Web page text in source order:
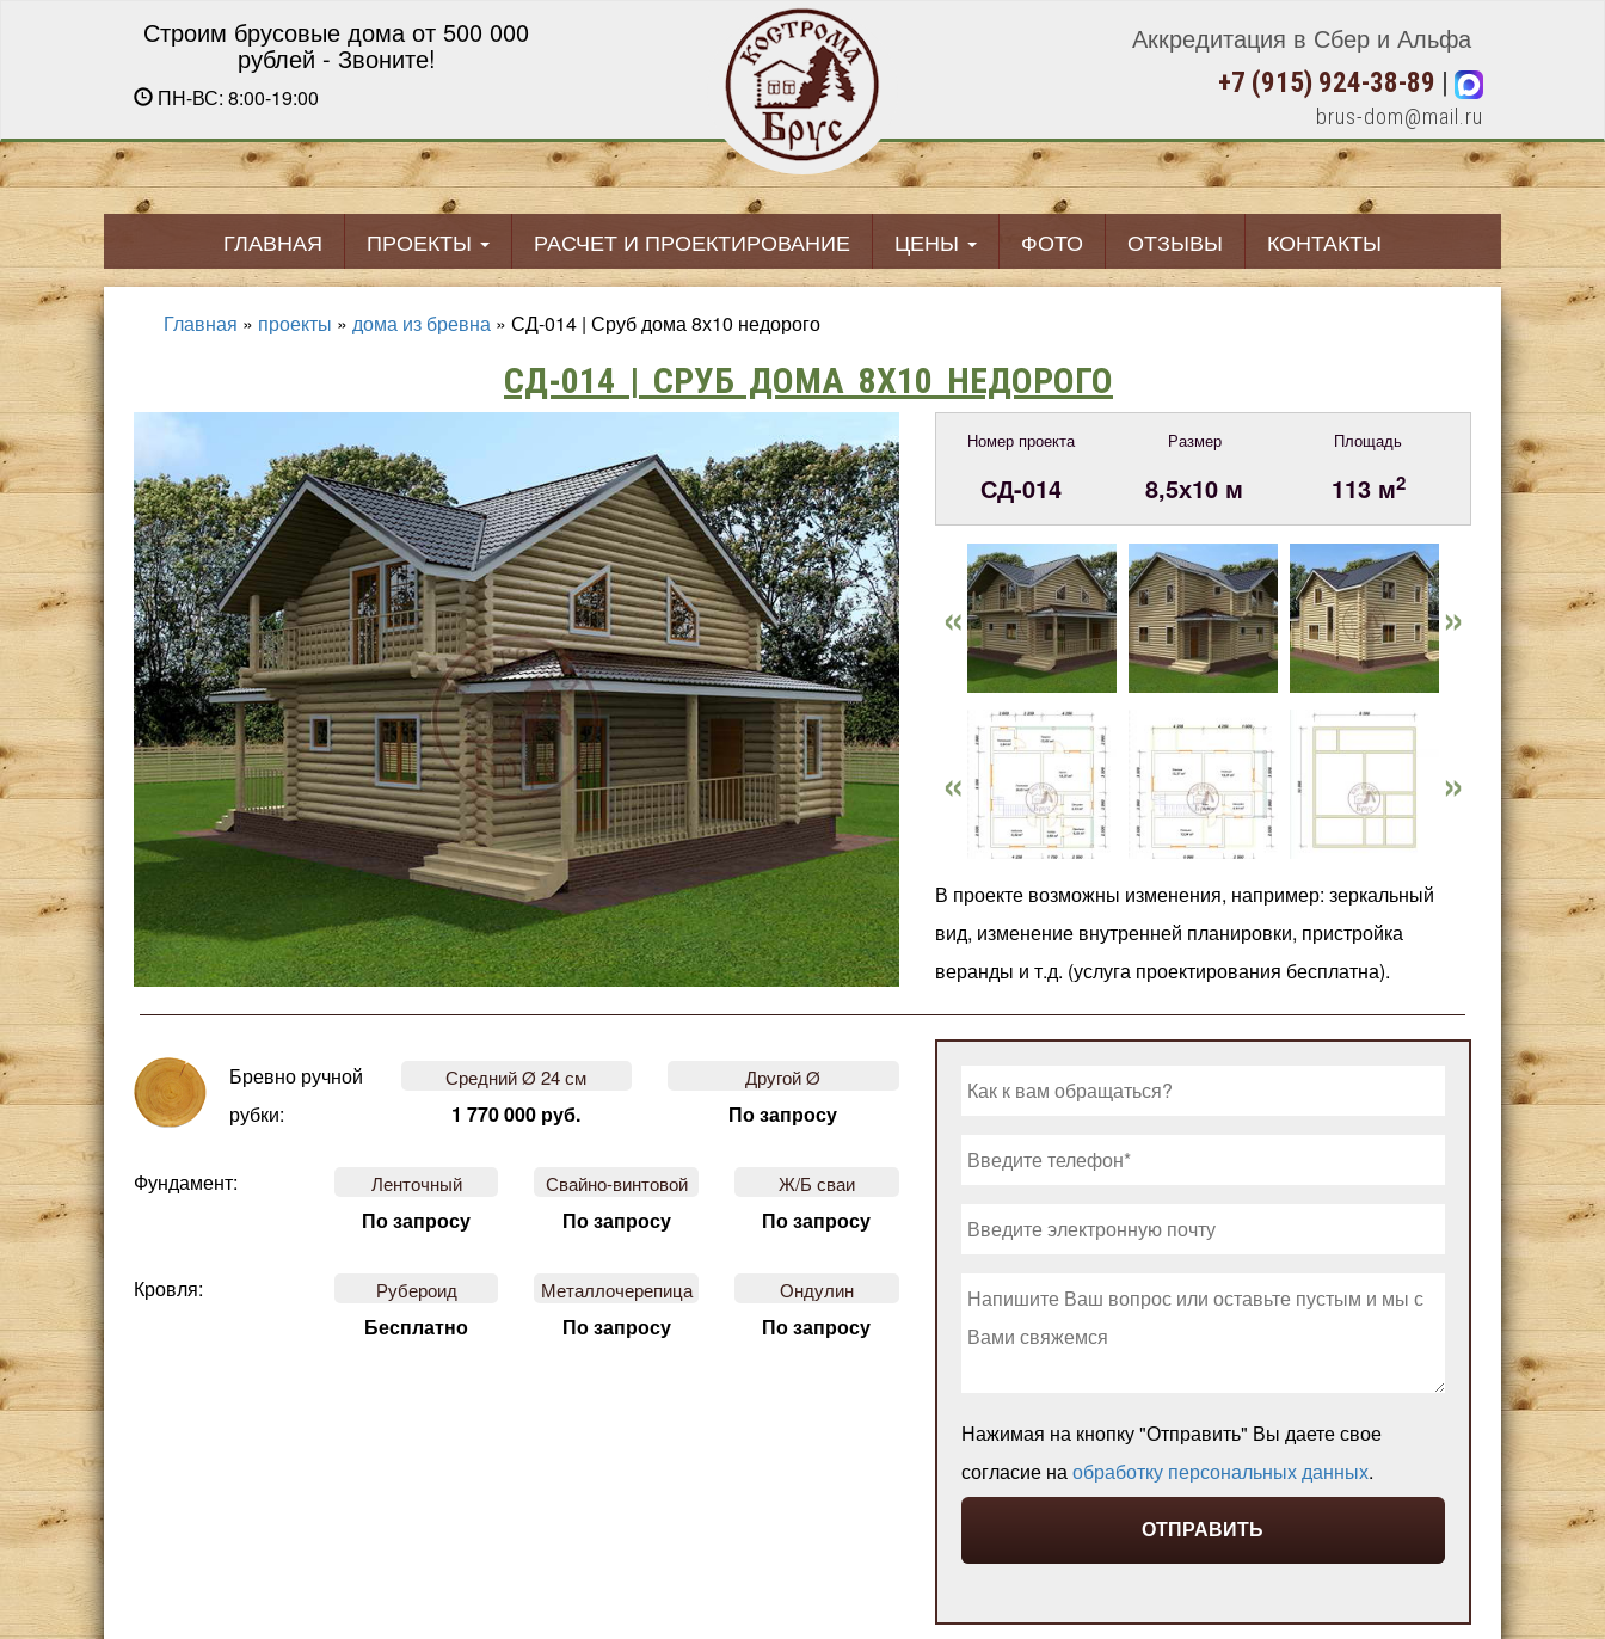
Строим брусовые дома от 500 000
рублей - Звоните!
ПН-ВС: 8:00-19:00
Аккредитация в Сбер и Альфа
+7 (915) 924-38-89
brus-dom@mail.ru
ГЛАВНАЯ ПРОЕКТЫ РАСЧЕТ И ПРОЕКТИРОВАНИЕ ЦЕНЫ ФОТО ОТЗЫВЫ КОНТАКТЫ
Главная » проекты » дома из бревна » СД-014 | Сруб дома 8х10 недорого
СД-014 | СРУБ ДОМА 8Х10 НЕДОРОГО
Номер проекта
СД-014
Размер
8,5х10 м
Площадь
113 м2
В проекте возможны изменения, например: зеркальный
вид, изменение внутренней планировки, пристройка
веранды и т.д. (услуга проектирования бесплатна).
Бревно ручной
рубки:
Средний Ø 24 см
1 770 000 руб.
Другой Ø
По запросу
Фундамент: Ленточный
По запросу
Свайно-винтовой
По запросу
Ж/Б сваи
По запросу
Кровля: Рубероид
Бесплатно
Металлочерепица
По запросу
Ондулин
По запросу
Нажимая на кнопку "Отправить" Вы даете свое
согласие наобработку персональных данных.